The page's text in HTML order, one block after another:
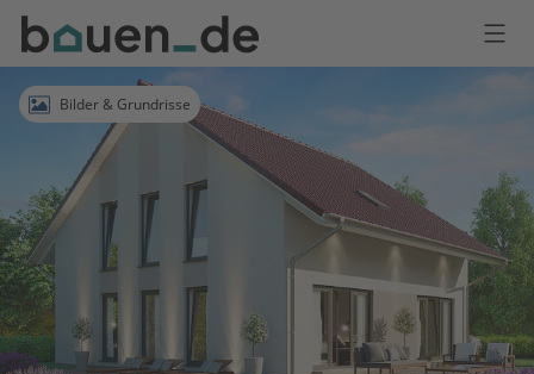
Bauen
Logo
AnmeldenBilder & Grundrisse